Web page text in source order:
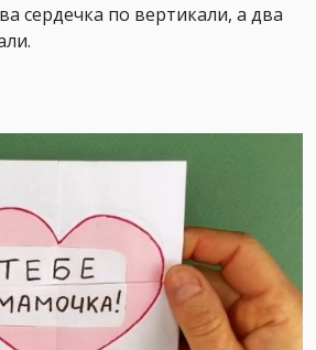
сердечка по вертикали, а два